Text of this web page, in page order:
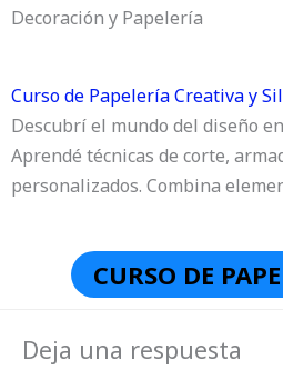
Decoración y Papelería
Curso de Papelería Creativa y
Descubrí el mundo del diseño
Aprendé técnicas de corte,
personalizados. Combina
CURSO DE
Deja una respuesta